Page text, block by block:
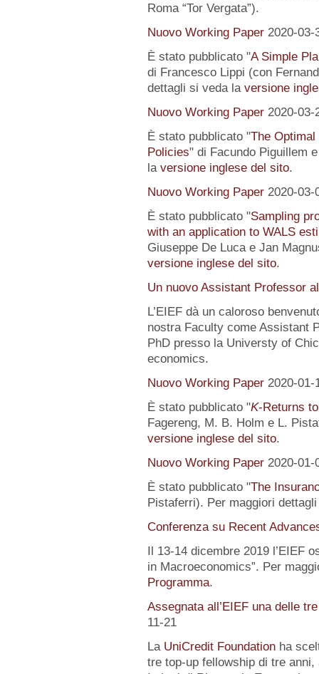
Roma “Tor Vergata”).
Nuovo Working Paper 2020-03-
È stato pubblicato "A Simple
di Francesco Lippi (con
dettagli si veda la versione
Nuovo Working Paper 2020-03-
È stato pubblicato "The Optimal
Policies" di Facundo Piguillem
la versione inglese del sito.
Nuovo Working Paper 2020-03-
È stato pubblicato "Sampling
with an application to WALS
Giuseppe De Luca e Jan
versione inglese del sito.
Un nuovo Assistant Professor
L’EIEF dà un caloroso
nostra Faculty come Assistant
PhD presso la Universty of
economics.
Nuovo Working Paper 2020-01-
È stato pubblicato "K-Returns
Fagereng, M. B. Holm e L.
versione inglese del sito.
Nuovo Working Paper 2020-01-
È stato pubblicato "The
Pistaferri). Per maggiori
Conferenza su Recent
Il 13-14 dicembre 2019 l’EIEF
in Macroeconomics”. Per
Programma.
Assegnata all’EIEF una delle
11-21
La UniCredit Foundationha
tre top-up fellowship di tre